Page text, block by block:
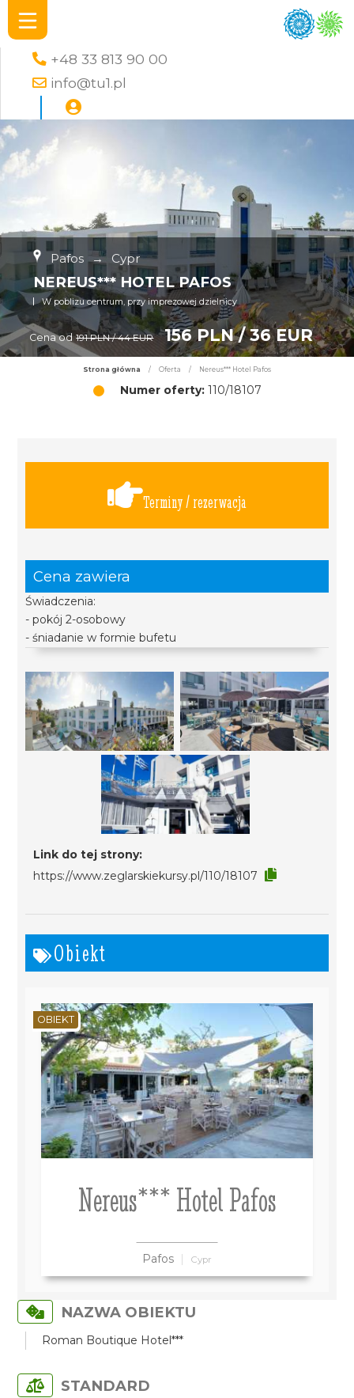
+48 33 813 90 00
info@tu1.pl
Pafos → Cypr
NEREUS*** HOTEL PAFOS
W poblizu centrum, przy imprezowej dzielnicy
Cena od 191 PLN / 44 EUR 156 PLN / 36 EUR
Strona główna / Oferta / Nereus*** Hotel Pafos
Numer oferty:110/18107
Terminy / rezerwacja
Cena zawiera
Świadczenia:
- pokój 2-osobowy
- śniadanie w formie bufetu
Link do tej strony:
https://www.zeglarskiekursy.pl/110/18107
Obiekt
Nereus*** Hotel Pafos
Pafos Cypr
OBIEKT
NAZWA OBIEKTU
Roman Boutique Hotel***
STANDARD